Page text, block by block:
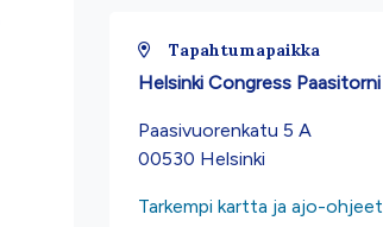
Tapahtumapaikka
Helsinki Congress Paasitorni
Paasivuorenkatu 5 A
00530 Helsinki
Tarkempi kartta ja ajo-ohjeet